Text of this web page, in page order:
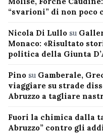
“svarioni” di non poco
Nicola Di Lullo su
Monaco: «Risultato
politica della Giunta
Pino su Gamberale,
viaggiare su strade
Abruzzo a tagliare
Fuori la chimica dalla
Abruzzo” contro gli